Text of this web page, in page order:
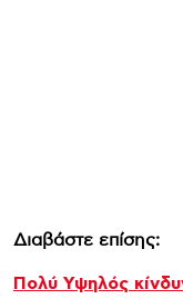
Διαβάστε επίσης:
Πολύ Υψηλός